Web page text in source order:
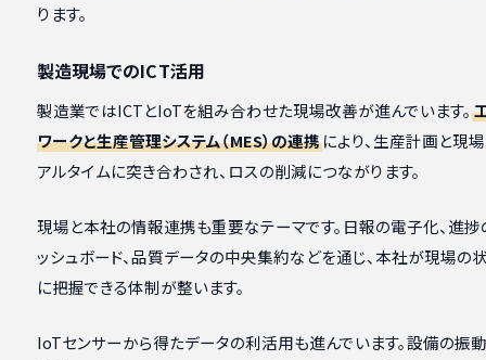
ります。
製造現場でのICT活用
製造業ではICTとIoTを組み合わせた現場改善が進んでいます。
ワークと生産管理システム（MES）の連携により、生産計画と現
アルタイムに突き合わされ、ロスの削減につながります。
現場と本社の情報連携も重要なテーマです。日報の電子化、進
ッシュボード、品質データの中央集約などを通じ、本社が現場の
に把握できる体制が整います。
IoTセンサーから得たデータの利活用も進んでいます。設備の振動